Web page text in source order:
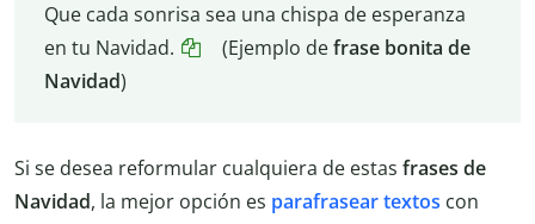
Que cada sonrisa sea una chispa de esperanza
en tu Navidad.
(Ejemplo defrase bonita de
Navidad)
Si se desea reformular cualquiera de estas frases de
Navidad, la mejor opción es parafrasear textos con